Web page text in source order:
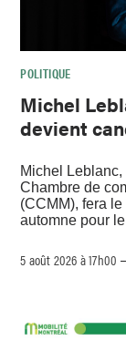
POLITIQUE
Michel
devient
Michel
Chambre de
(CCMM), fera
automne pour
5 août 2026 à 17h00